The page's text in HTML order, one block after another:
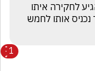
1